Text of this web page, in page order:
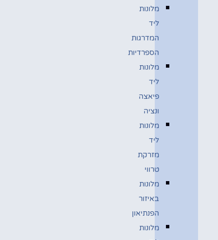
מלונות
ליד
המדרגות
הספרדיות
מלונות
ליד
פיאצה
ונציה
מלונות
ליד
מזרקת
טרווי
מלונות
באיזור
הפנתיאון
מלונות